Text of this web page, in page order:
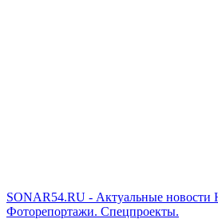
SONAR54.RU - Актуальные новости
Фоторепортажи. Спецпроекты.